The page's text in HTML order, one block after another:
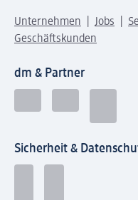
Unternehmen Jobs
Geschäftskunden
dm & Partner
Sicherheit &